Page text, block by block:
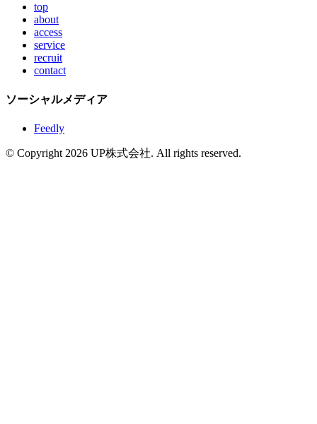
top
about
access
service
recruit
contact
ソーシャルメディア
Feedly
© Copyright 2026 UP株式会社. All rights reserved.